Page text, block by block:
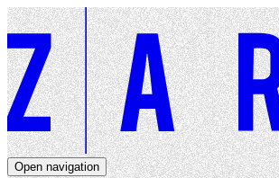
Open navigation